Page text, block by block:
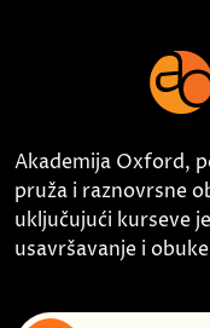
Akademija Oxford,
pruža i raznovrsne
uključujući kurseve
usavršavanje i